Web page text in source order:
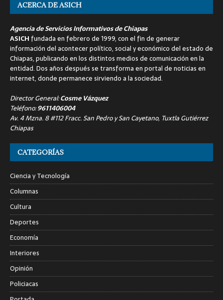
ACERCA DE ASICH
Agencia de Servicios Informativos de Chiapas
ASICH fundada en febrero de 1999, con el fin de generar
información del acontecer político, social y económico del estado de
Chiapas, publicando en los distintos medios de comunicación en la
entidad. Dos años después se transforma en portal de noticias en
internet, donde permanece sirviendo a la sociedad.
Director General:Cosme Vázquez
Teléfono:9611406004
Av. 4 Mzna. 8 #112 Fracc. San Pedro y San Cayetano, Tuxtla Gutiérrez
Chiapas
CATEGORÍAS
Ciencia y Tecnología
Columnas
Cultura
Deportes
Economía
Interiores
Opinión
Policiacas